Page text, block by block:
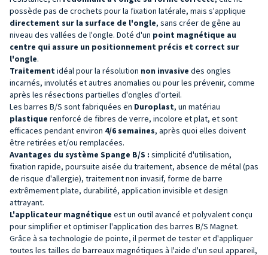
possède pas de crochets pour la fixation latérale, mais s'applique
directement sur la surface de l'ongle, sans créer de gêne au
niveau des vallées de l'ongle. Doté d'un point magnétique au
centre qui assure un positionnement précis et correct sur
l'ongle.
Traitement idéal pour la résolution non invasive des ongles
incarnés, involutés et autres anomalies ou pour les prévenir, comme
après les résections partielles d'ongles d'orteil.
Les barres B/S sont fabriquées en Duroplast, un matériau
plastique renforcé de fibres de verre, incolore et plat, et sont
efficaces pendant environ 4/6 semaines, après quoi elles doivent
être retirées et/ou remplacées.
Avantages du système Spange B/S : simplicité d'utilisation,
fixation rapide, poursuite aisée du traitement, absence de métal (pas
de risque d'allergie), traitement non invasif, forme de barre
extrêmement plate, durabilité, application invisible et design
attrayant.
L'applicateur magnétique est un outil avancé et polyvalent conçu
pour simplifier et optimiser l'application des barres B/S Magnet.
Grâce à sa technologie de pointe, il permet de tester et d'appliquer
toutes les tailles de barreaux magnétiques à l'aide d'un seul appareil,